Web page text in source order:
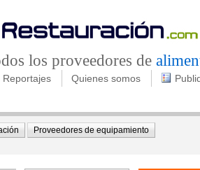
los proveedores de
Reportajes Quienes somos
Proveedores de equipamiento